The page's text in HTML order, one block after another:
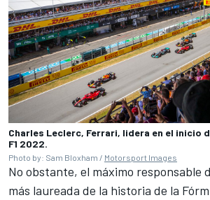
Charles Leclerc, Ferrari, lidera en el inicio
F1 2022.
Photo by: Sam Bloxham / Motorsport Images
No obstante, el máximo responsable
más laureada de la historia de la